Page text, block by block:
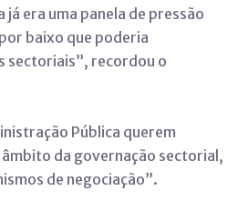
era uma panela de pressão
baixo que poderia
sectoriais”, recordou o
Pública querem
da governação sectorial,
de negociação”.